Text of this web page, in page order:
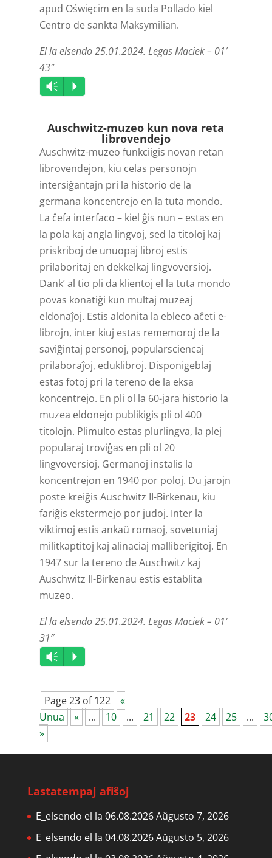
apud Oświęcim en la suda Pollado kiel
Centro de sankta Maksymilian.
El la elsendo 25.01.2024. Legas Maciek – 01′
43″
Audio
Player
Vm P
Auschwitz-muzeo kun nova reta
librovendejo
Auschwitz-muzeo funkciigis novan retan
librovendejon, kiu celas personojn
intersiĝantajn pri la historio de la
germana koncentrejo en la tuta mondo.
La ĉefa interfaco – kiel ĝis nun – estas en
la pola kaj angla lingvoj, sed la titoloj kaj
priskriboj de unuopaj libroj estis
prilaboritaj en dekkelkaj lingvoversioj.
Dank’ al tio pli da klientoj el la tuta mondo
povas konatiĝi kun multaj muzeaj
eldonaĵoj. Estis aldonita la ebleco aĉeti e-
librojn, inter kiuj estas rememoroj de la
saviĝintaj personoj, popularsciencaj
prilaboraĵoj, eduklibroj. Disponigeblaj
estas fotoj pri la tereno de la eksa
koncentrejo. En pli ol la 60-jara historio la
muzea eldonejo publikigis pli ol 400
titolojn. Plimulto estas plurlingva, la plej
popularaj troviĝas en pli ol 20
lingvoversioj. Germanoj instalis la
koncentrejon en 1940 por poloj. Du jarojn
poste kreiĝis Auschwitz II-Birkenau, kiu
fariĝis ekstermejo por judoj. Inter la
viktimoj estis ankaŭ romaoj, sovetuniaj
militkaptitoj kaj alinaciaj malliberigitoj. En
1947 sur la tereno de Auschwitz kaj
Auschwitz II-Birkenau estis establita
muzeo.
El la elsendo 25.01.2024. Legas Maciek – 01′
31″
Audio
Player
Vm P
Page 23 of 122
«
Unua
« ... 10 ... 21 22 23 24 25 ...
»
Lastatempaj afiŝoj
E_elsendo el la 06.08.2026Aŭgusto 7, 2026
E_elsendo el la 04.08.2026Aŭgusto 5, 2026